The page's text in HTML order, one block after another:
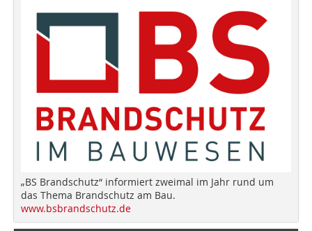
„BS Brandschutz“ informiert zweimal im Jahr rund um
das Thema Brandschutz am Bau.
www.bsbrandschutz.de